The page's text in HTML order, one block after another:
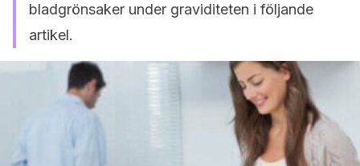
bladgrönsaker under graviditeten i följande
artikel.